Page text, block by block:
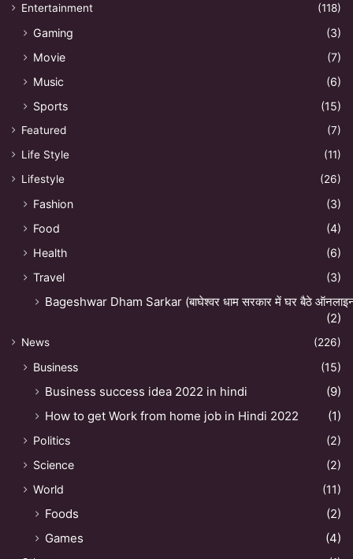
Entertainment (118)
Gaming
(3)
Movie
(7)
Music
(6)
Sports
(15)
Featured
(7)
Life Style
(11)
Lifestyle
(26)
Fashion
(3)
Food
(4)
Health
(6)
Travel
(3)
Bageshwar Dham Sarkar (बाघेश्वर धाम सरकार में घर बैठे
(2)
News (226)
Business (15)
Business success idea 2022 in hindi
(9)
How to get Work from home job in Hindi 2022
(1)
Politics
(2)
Science
(2)
World
(11)
Foods
(2)
Games
(4)